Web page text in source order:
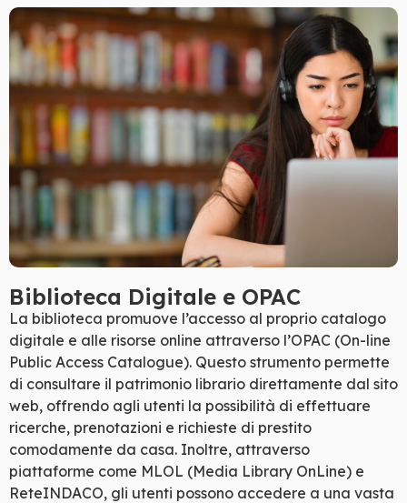
Biblioteca Digitale e OPAC
La biblioteca promuove l’accesso al proprio catalogo
digitale e alle risorse online attraverso l’OPAC (On-line
Public Access Catalogue). Questo strumento permette
di consultare il patrimonio librario direttamente dal sito
web, offrendo agli utenti la possibilità di effettuare
ricerche, prenotazioni e richieste di prestito
comodamente da casa. Inoltre, attraverso
piattaforme come MLOL (Media Library OnLine) e
ReteINDACO, gli utenti possono accedere a una vasta